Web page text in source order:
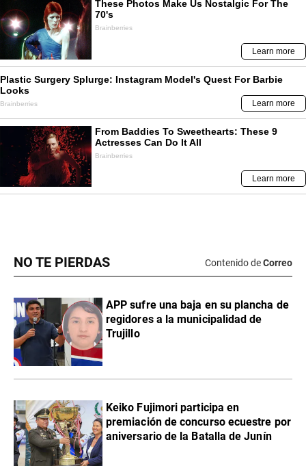
NO TE PIERDAS Contenido deCorreo
APP sufre una baja en su plancha de
regidores a la municipalidad de
Trujillo
Keiko Fujimori participa en
premiación de concurso ecuestre por
aniversario de la Batalla de Junín